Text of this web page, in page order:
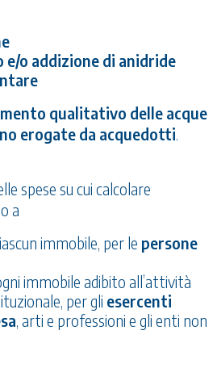
o addizione di anidride
qualitativo delle acque
erogate da acquedotti.
spese su cui calcolare
a
immobile, per le persone
immobile adibito all’attività
per gli esercenti
, arti e professioni e gli enti non